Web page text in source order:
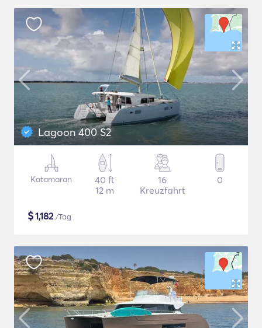
Lagoon 400 S2
Katamaran
40 ft
12 m
16
Kreuzfahrt
0
$1,182/Tag